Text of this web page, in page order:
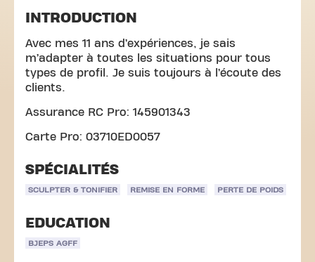
INTRODUCTION
Avec mes 11 ans d’expériences, je sais
m’adapter à toutes les situations pour tous
types de profil. Je suis toujours à l’écoute des
clients.
Assurance RC Pro: 145901343
Carte Pro: 03710ED0057
SPÉCIALITÉS
SCULPTER & TONIFIER REMISE EN FORME PERTE DE POIDS
EDUCATION
BJEPS AGFF